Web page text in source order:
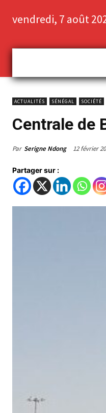
vendredi, 7 août
ACTUALITÉS SÉNÉGAL SOCIÉTÉ
Centrale de
Par Serigne Ndong 12 février
Partager sur :